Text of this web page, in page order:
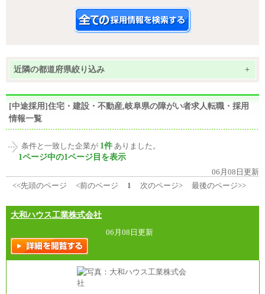
近隣の都道府県絞り込み +
[中途採用]住宅・建設・不動産,岐阜県の障がい者求人転職・採用
情報一覧
条件と一致した企業が 1件 ありました。
1ページ中の1ページ目を表示
06月08日更新
<<先頭のページ
<前のページ 1 次のページ> 最後のページ>>
大和ハウス工業株式会社
06月08日更新